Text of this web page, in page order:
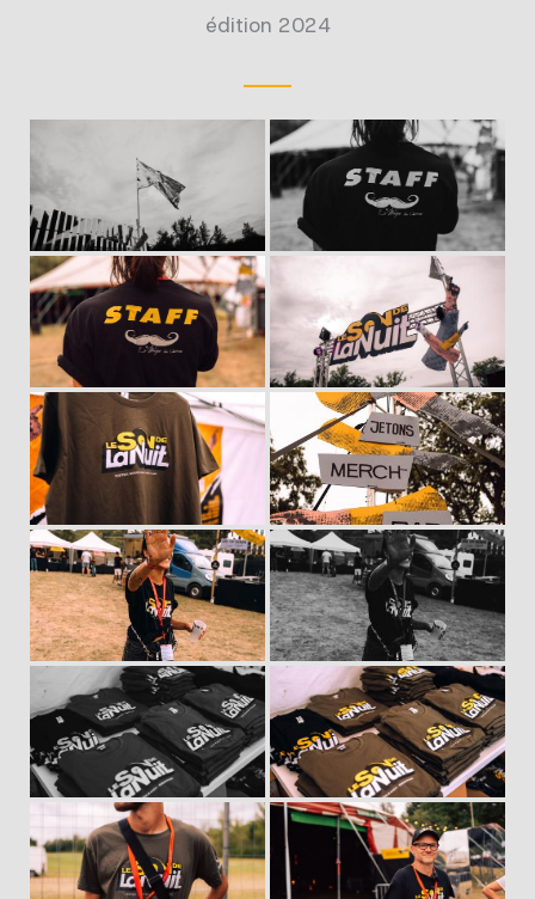
édition 2024